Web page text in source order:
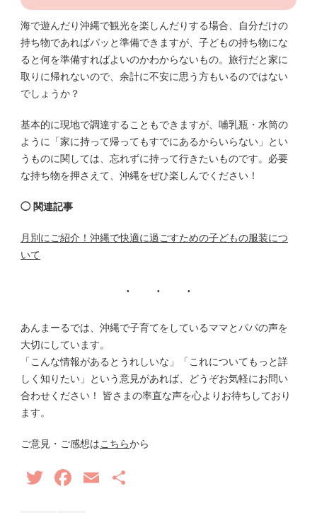
海で遊んだり沖縄で観光を楽しんだりする場合、自分だけの
持ち物であればパッと準備できますが、子どもの持ち物にな
ると何を準備すればよいのかわからないもの。旅行だと家に
取りに帰れないので、余計に不安に思う方もいるのではない
でしょうか？
基本的に現地で調達することもできますが、哺乳瓶・水筒の
ように「家に持って帰ってもすでにあるからいらない」とい
うものに関しては、忘れずに持って行きたいものです。必要
な持ち物を押さえて、沖縄をぜひ楽しんでください！
◯ 関連記事
月別にご紹介！沖縄で快適に過ごすための子どもの服装につ
いて
あんまーるでは、沖縄で子育てをしているママとパパの声を
大切にしています。
「こんな情報があるとうれしいな」「これについてもっと詳
しく知りたい」という意見があれば、どうぞお気軽にお問い
合わせください！ 皆さまの率直な声を心よりお待ちしており
ます。
ご意見・ご感想はこちらから
TwitterFacebook
Email